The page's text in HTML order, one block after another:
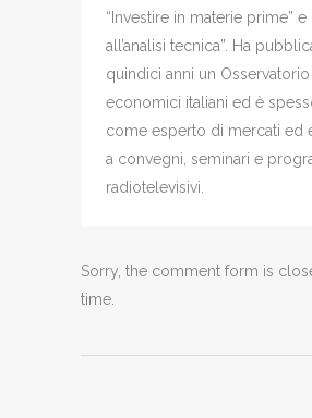
“Investire in materie prime” e
all’analisi tecnica”. Ha
quindici anni un
economici italiani ed è
come esperto di mercati ed
a convegni, seminari e
radiotelevisivi.
Sorry, the comment form is
time.